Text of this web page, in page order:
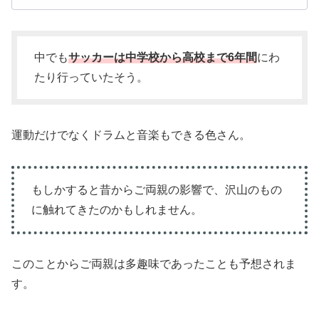
中でもサッカーは中学校から高校まで6年間にわ
たり行っていたそう。
運動だけでなくドラムと音楽もできる色さん。
もしかすると昔からご両親の影響で、沢山のもの
に触れてきたのかもしれません。
このことからご両親は多趣味であったことも予想されま
す。